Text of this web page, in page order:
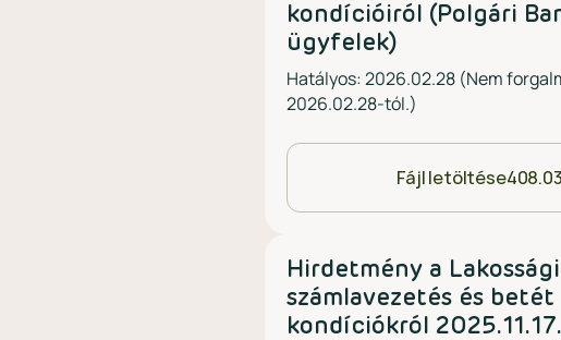
kondícióiról (Polgári
ügyfelek)
Hatályos: 2026.02.28 (Nem
2026.02.28-tól.)
Fájl letöltése
Hirdetmény a Lakossági
számlavezetés és betét
kondíciókról